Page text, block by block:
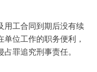
用工合同到期后没有续
位工作的职务便利，
占罪追究刑事责任。